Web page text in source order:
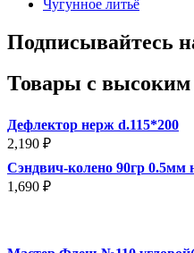
Чугунное литьё
Подписывайтесь
Товары с высоким
Дефлектор нерж d.115*200
2,190 ₽
Сэндвич-колено 90гр 0.5мм
1,690 ₽